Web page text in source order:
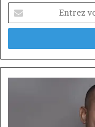
votre
adresse